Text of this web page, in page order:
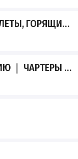
ПУТЕШЕСТВИЯ
ТУРЦИЯ